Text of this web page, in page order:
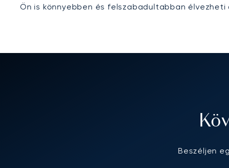
Ön is könnyebben és felszabadultabban
Beszéljen